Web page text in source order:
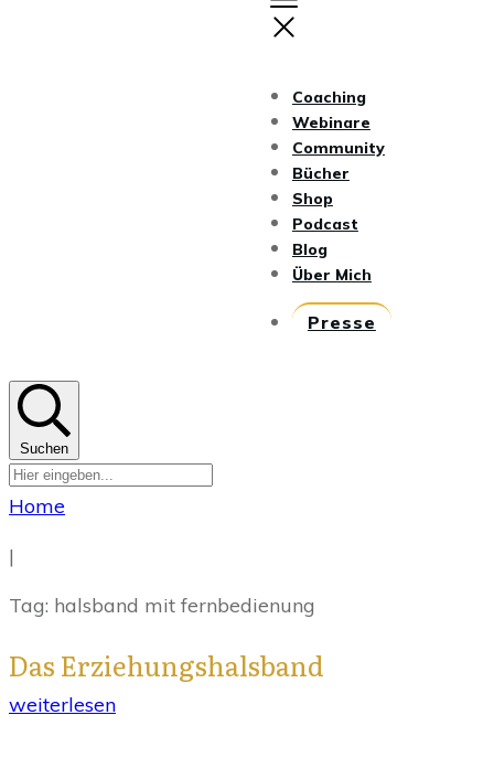
Coaching
Webinare
Community
Bücher
Shop
Podcast
Blog
Über Mich
Presse
Suchen
Home
|
Tag: halsband mit fernbedienung
Das Erziehungshalsband
weiterlesen